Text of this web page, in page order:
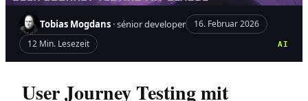
Tobias Mogdans · sénior developer
16. Februar 2026
12 Min. Lesezeit
AI
User Journey Testing mit